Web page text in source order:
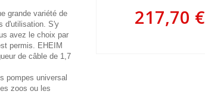
grande variété de
d'utilisation. S'y
avez le choix par
permis. EHEIM
de câble de 1,7
pompes universal
zoos ou les
217,70 €